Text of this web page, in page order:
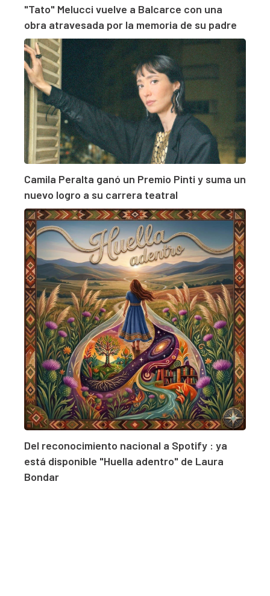
"Tato" Melucci vuelve a Balcarce con una
obra atravesada por la memoria de su padre
Camila Peralta ganó un Premio Pinti y suma un
nuevo logro a su carrera teatral
Del reconocimiento nacional a Spotify : ya
está disponible "Huella adentro" de Laura
Bondar